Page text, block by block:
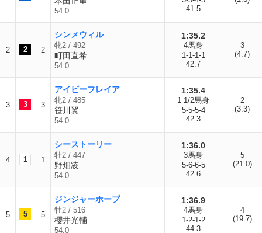
54.0
41.5
2 2 2
シンメウィル
牝2 / 492
町田直希
54.0
1:35.2
4馬身
1-1-1-1
42.7
3
(4.7)
3 3 3
アイビーフレイア
牝2 / 485
笹川翼
54.0
1:35.4
1 1/2馬身
5-5-5-4
42.3
2
(3.3)
4 1 1
シーストーリー
牡2 / 447
野畑凌
54.0
1:36.0
3馬身
5-6-6-5
42.6
5
(21.0)
5 5 5
ジンジャーホープ
牡2 / 516
櫻井光輔
54.0
1:36.9
4馬身
1-2-1-2
44.3
4
(19.7)